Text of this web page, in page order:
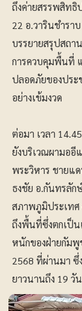
ถึงค่ายสรรพสิท
22 อ.วารินชำรา
บรรยายสรุปสถา
การควบคุมพื้นที่
ปลอดภัยของปร
อย่างเข้มงวด
ต่อมา เวลา
ยังบริเวณผามออี
พระวิหาร ชายแ
ธงชัย อ.กันทรลัก
สภาพภูมิประเทศ
ถึงพื้นที่ซึ่งตกเป็น
หนักของฝ่ายกัมพู
2568 ที่ผ่านมา ซึ่
ยาวนานถึง 19 วัน